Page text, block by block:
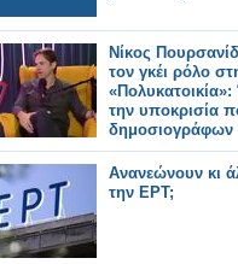
Νίκος
τον γκέι ρόλο
την υποκρισία
δημοσιογράφων
Ανανεώνουν κι
την ΕΡΤ;